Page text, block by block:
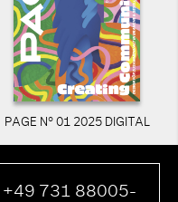
PAGE N° 01 2025 DIGITAL
+49 731 88005-